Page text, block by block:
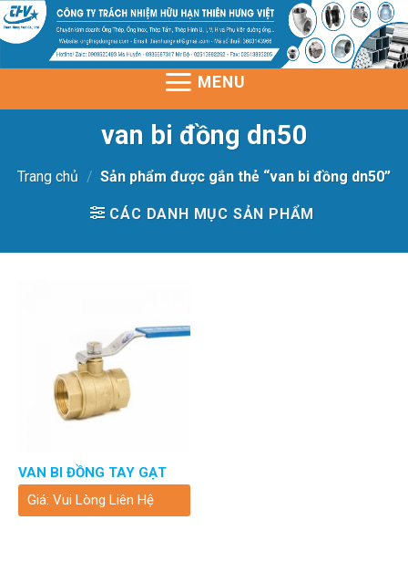
Skip
to
MENU
van bi đồng dn50
Trang chủ / Sản phẩm được gắn thẻ “van bi đồng dn50”
CÁC DANH MỤC SẢN PHẨM
VAN BI ĐỒNG TAY GẠT
Giá: Vui Lòng Liên Hệ